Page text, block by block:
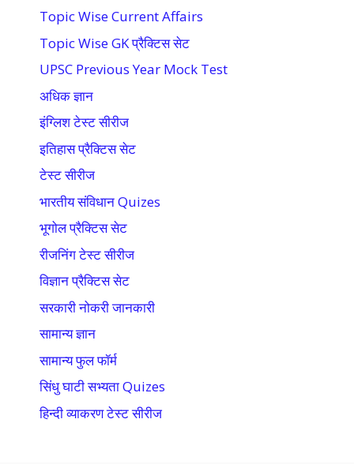
Topic Wise Current Affairs
Topic Wise GK प्रैक्टिस सेट
UPSC Previous Year Mock Test
अधिक ज्ञान
इंग्लिश टेस्ट सीरीज
इतिहास प्रैक्टिस सेट
टेस्ट सीरीज
भारतीय संविधान Quizes
भूगोल प्रैक्टिस सेट
रीजनिंग टेस्ट सीरीज
विज्ञान प्रैक्टिस सेट
सरकारी नोकरी जानकारी
सामान्य ज्ञान
सामान्य फुल फॉर्म
सिंधु घाटी सभ्यता Quizes
हिन्दी व्याकरण टेस्ट सीरीज